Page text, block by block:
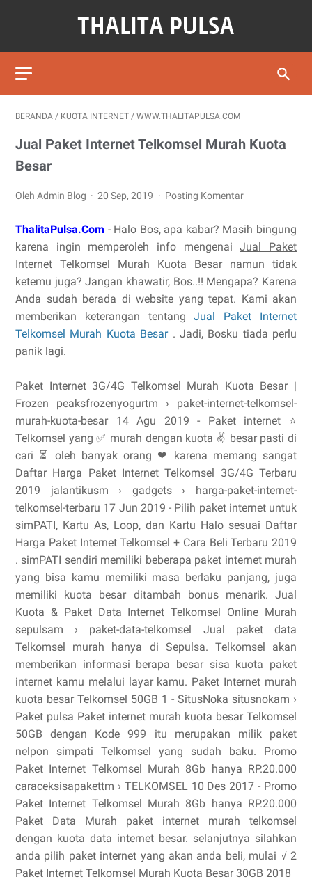
BERANDA / KUOTA INTERNET / WWW.THALITAPULSA.COM
Jual Paket Internet Telkomsel Murah Kuota
Besar
Oleh Admin Blog 20 Sep, 2019 Posting Komentar
ThalitaPulsa.Com - Halo Bos, apa kabar? Masih bingung
karena ingin memperoleh info mengenaiJual Paket
Internet Telkomsel Murah Kuota Besar namun tidak
ketemu juga? Jangan khawatir, Bos..!! Mengapa? Karena
Anda sudah berada di website yang tepat. Kami akan
memberikan keterangan tentangJual Paket Internet
Telkomsel Murah Kuota Besar . Jadi, Bosku tiada perlu
panik lagi.
Paket Internet 3G/4G Telkomsel Murah Kuota Besar |
Frozen peaksfrozenyogurtm › paket-internet-telkomsel-
murah-kuota-besar 14 Agu 2019 - Paket internet ⭐
Telkomsel yang ✅ murah dengan kuota ✌ besar pasti di
cari ⏳ oleh banyak orang ❤ karena memang sangat
Daftar Harga Paket Internet Telkomsel 3G/4G Terbaru
2019 jalantikusm › gadgets › harga-paket-internet-
telkomsel-terbaru 17 Jun 2019 - Pilih paket internet untuk
simPATI, Kartu As, Loop, dan Kartu Halo sesuai Daftar
Harga Paket Internet Telkomsel + Cara Beli Terbaru 2019
. simPATI sendiri memiliki beberapa paket internet murah
yang bisa kamu memiliki masa berlaku panjang, juga
memiliki kuota besar ditambah bonus menarik. Jual
Kuota & Paket Data Internet Telkomsel Online Murah
sepulsam › paket-data-telkomsel Jual paket data
Telkomsel murah hanya di Sepulsa. Telkomsel akan
memberikan informasi berapa besar sisa kuota paket
internet kamu melalui layar kamu. Paket Internet murah
kuota besar Telkomsel 50GB 1 - SitusNoka situsnokam ›
Paket pulsa Paket internet murah kuota besar Telkomsel
50GB dengan Kode 999 itu merupakan milik paket
nelpon simpati Telkomsel yang sudah baku. Promo
Paket Internet Telkomsel Murah 8Gb hanya RP.20.000
caraceksisapakettm › TELKOMSEL 10 Des 2017 - Promo
Paket Internet Telkomsel Murah 8Gb hanya RP.20.000
Paket Data Murah paket internet murah telkomsel
dengan kuota data internet besar. selanjutnya silahkan
anda pilih paket internet yang akan anda beli, mulai √ 2
Paket Internet Telkomsel Murah Kuota Besar 30GB 2018